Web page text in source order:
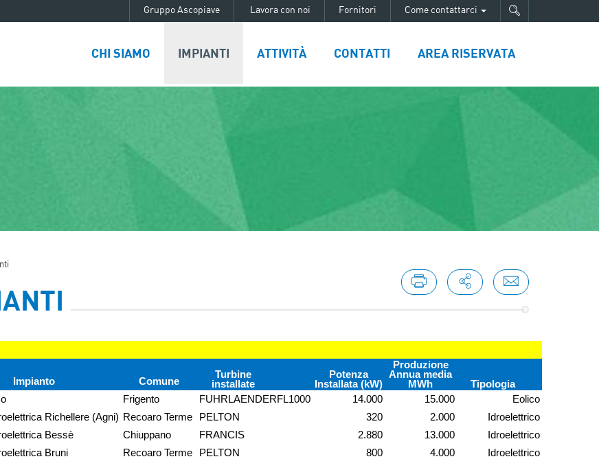
Gruppo Ascopiave Lavora con noi Fornitori Come contattarci
CHI SIAMO IMPIANTI ATTIVITÀ CONTATTI AREA RISERVATA
Impianto Comune
Turbine
installate
Potenza
Installata (kW)
Produzione
Annua media
MWh
Tipologia
Frigento FUHRLAENDERFL1000 14.000 15.000
Eolico
Richellere (Agni) Recoaro Terme PELTON 320 2.000
Idroelettrico
Bessè
Chiuppano FRANCIS 2.880 13.000
Idroelettrico
Bruni
Recoaro Terme PELTON 800 4.000
Idroelettrico